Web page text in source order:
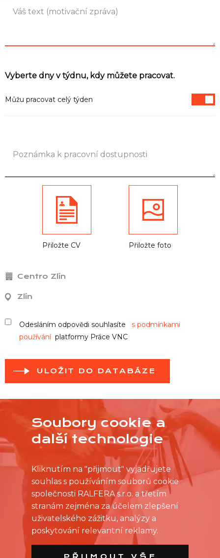
Vyberte dny v týdnu, kdy můžete pracovat.
Můžu pracovat celý týden
Přiložte CV Přiložte foto
Centro Zlín
Zlín
Odesláním odpovědi souhlasíte s podmínkami
používáníplatformy Práce VNC
ULOŽIT DO DATABÁZE
Soubory cookie a
další technologie
Kliknutím na "přijmout" vyjadřujete
souhlas s používáním souborů cookie
společnosti RALFERA s.r.o. a třetím
stranám zejména za účelem zlepšení
uživatelského zážitku, analýzy a
poskytování relevantní reklamy.